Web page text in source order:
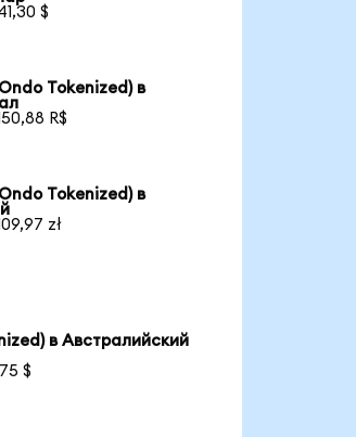
$
Tokenized) в
R$
Tokenized) в
zł
в Австралийский
$